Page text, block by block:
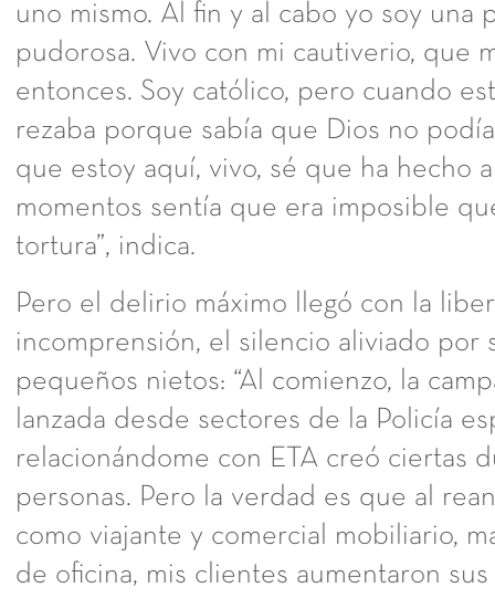
uno mismo. Al fin y al cabo yo soy una
pudorosa. Vivo con mi cautiverio, que
entonces. Soy católico, pero cuando
rezaba porque sabía que Dios no
que estoy aquí, vivo, sé que ha hecho
momentos sentía que era imposible
tortura”, indica.
Pero el delirio máximo llegó con la
incomprensión, el silencio aliviado por
pequeños nietos: “Al comienzo, la
lanzada desde sectores de la Policía
relacionándome con ETA creó ciertas
personas. Pero la verdad es que al
como viajante y comercial mobiliario,
de oficina, mis clientes aumentaron